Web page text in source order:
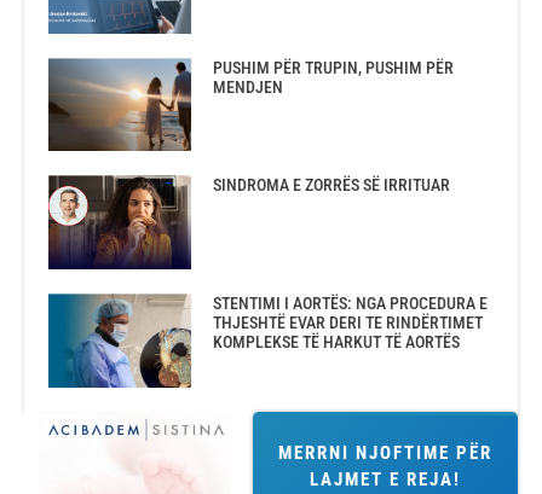
PUSHIM PËR TRUPIN, PUSHIM PËR
MENDJEN
SINDROMA E ZORRËS SË IRRITUAR
STENTIMI I AORTËS: NGA PROCEDURA E
THJESHTË EVAR DERI TE RINDËRTIMET
KOMPLEKSE TË HARKUT TË AORTËS
MERRNI NJOFTIME PËR
LAJMET E REJA!